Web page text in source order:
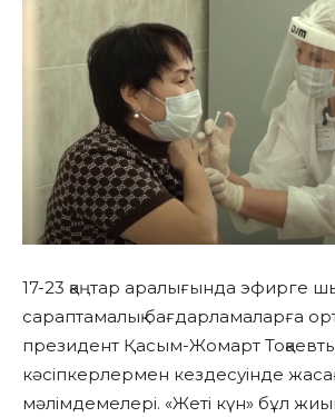
17-23 қаңтар аралығында эфирге
сараптамалық бағдарламаларға
президент Қасым-Жомарт
кәсіпкерлермен кездесуінде
мәлімдемелері. «Жеті күн» бұл